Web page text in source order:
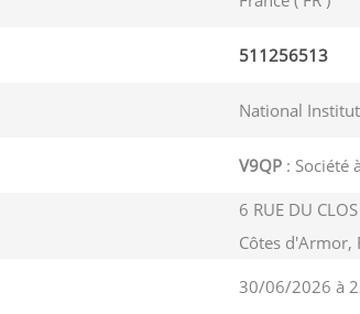
511256513
National
V9QP: Société
6 RUE DU
Côtes d'Armor,
30/06/2026 à